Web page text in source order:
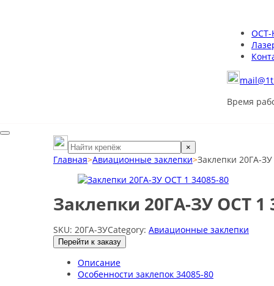
ОСТ-
Время
×
Главная>Авиационные заклепки>Заклепки 20ГА-
Заклепки 20ГА-ЗУ ОСТ 1
SKU: 20ГА-ЗУCategory: Авиационные заклепки
Перейти к заказу
Описание
Особенности заклепок 34085-80